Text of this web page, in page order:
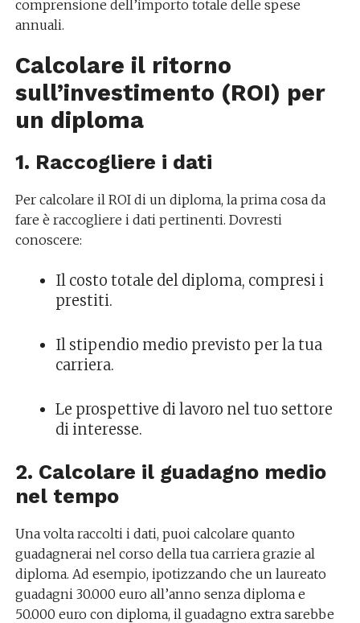
comprensione dell’importo totale delle spese
annuali.
Calcolare il ritorno
sull’investimento (ROI) per
un diploma
1. Raccogliere i dati
Per calcolare il ROI di un diploma, la prima cosa da
fare è raccogliere i dati pertinenti. Dovresti
conoscere:
Il costo totale del diploma, compresi i
prestiti.
Il stipendio medio previsto per la tua
carriera.
Le prospettive di lavoro nel tuo settore
di interesse.
2. Calcolare il guadagno medio
nel tempo
Una volta raccolti i dati, puoi calcolare quanto
guadagnerai nel corso della tua carriera grazie al
diploma. Ad esempio, ipotizzando che un laureato
guadagni 30.000 euro all’anno senza diploma e
50.000 euro con diploma, il guadagno extra sarebbe